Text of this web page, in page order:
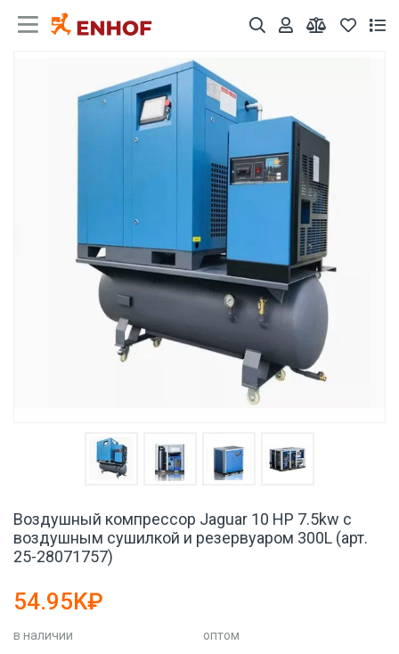
Воздушный компрессор Jaguar 10 HP 7.5kw с
воздушным сушилкой и резервуаром 300L (арт.
25-28071757)
54.95K₽
в наличии
оптом